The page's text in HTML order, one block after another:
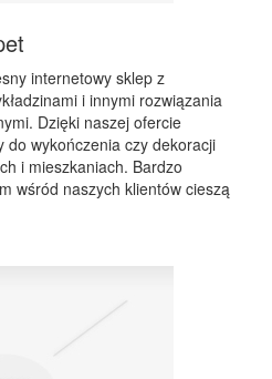
internetowy sklep z
i innymi rozwiązania
Dzięki naszej ofercie
do wykończenia czy dekoracji
i mieszkaniach. Bardzo
wśród naszych klientów cieszą